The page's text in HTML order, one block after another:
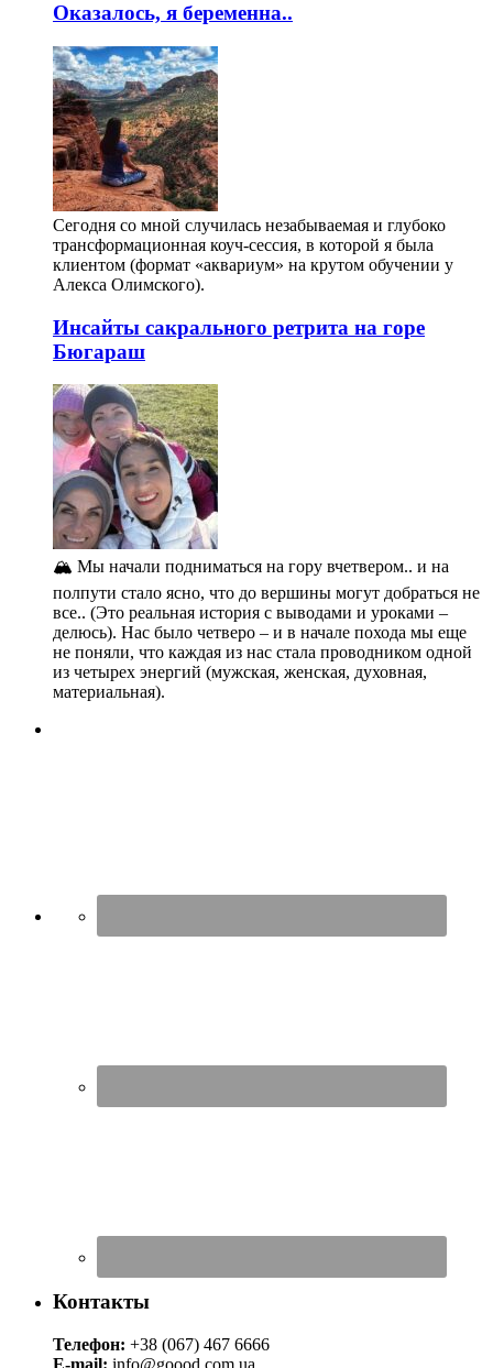
Оказалось, я беременна..
Сегодня со мной случилась незабываемая и глубоко
трансформационная коуч-сессия, в которой я была
клиентом (формат «аквариум» на крутом обучении у
Алекса Олимского).
Инсайты сакрального ретрита на горе
Бюгараш
🏔️ Мы начали подниматься на гору вчетвером.. и на
полпути стало ясно, что до вершины могут добраться не
все.. (Это реальная история с выводами и уроками –
делюсь). Нас было четверо – и в начале похода мы еще
не поняли, что каждая из нас стала проводником одной
из четырех энергий (мужская, женская, духовная,
материальная).
Контакты
Телефон: +38 (067) 467 6666
E-mail: info@goood.com.ua